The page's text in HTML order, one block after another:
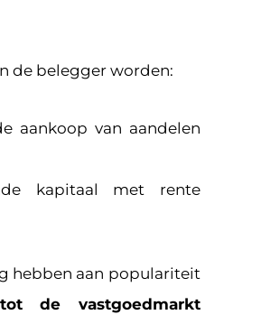
de belegger worden:
aankoop van aandelen
kapitaal met rente
hebben aan populariteit
de vastgoedmarkt